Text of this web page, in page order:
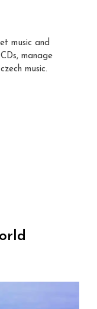
music and
manage
music.